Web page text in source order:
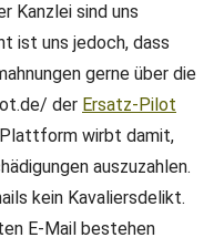
Kanzlei sind uns
ist uns jedoch, dass
gerne über die
der Ersatz-Pilot
wirbt damit,
auszuzahlen.
kein Kavaliersdelikt.
E-Mail bestehen